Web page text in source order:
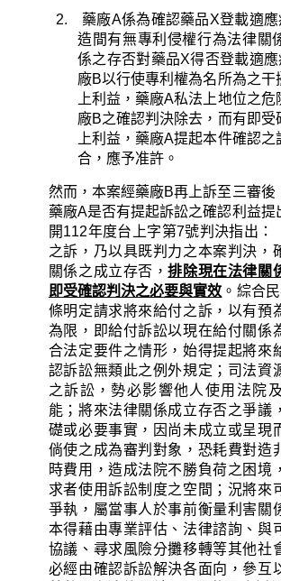
2. 藥廠A係為確認藥品X登載適應
造間有無專利侵權行為法律關
係之存否對藥品X得否登載適應
廠B以行使專利權為名所為之干
上利益，藥廠A私法上地位之危
廠B之確認判決除去，而有即受
上利益，藥廠A提起本件確認之
合，應予准許。
然而，本案經藥廠B再上訴至三審後
藥廠A是否有提起訴訟之確認利益提
開112年度台上字第7號判決指出：
之訴，乃以具既判力之本案判決，
關係之成立存否，排除現在法律關
即受確認判決之必要與實效 。綜合
條明定請求將來給付之訴，以有預
為限，即給付訴訟以現在給付關係
合法定要件之情形，始得提起將來
認訴訟無類此之例外規定；司法資
之訴訟，勢必影響他人使用法院
能；將來法律關係成立存否之爭議
礎或必要事實，因尚未成立或呈現
倘使之成為審判對象，恐耗費對造
時費用，造成法院不勝負荷之困境
求者使用訴訟制度之空間；況將來
爭執，屬當事人於事前衡量利害關
本得藉由專業評估、法律諮詢、與
協議、尋求風險分攤移轉等其他社
必經由確認訴訟解決各面向，參互